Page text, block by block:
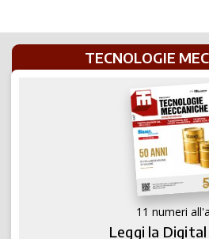
TECNOLOGIE
11 numeri
Leggi la